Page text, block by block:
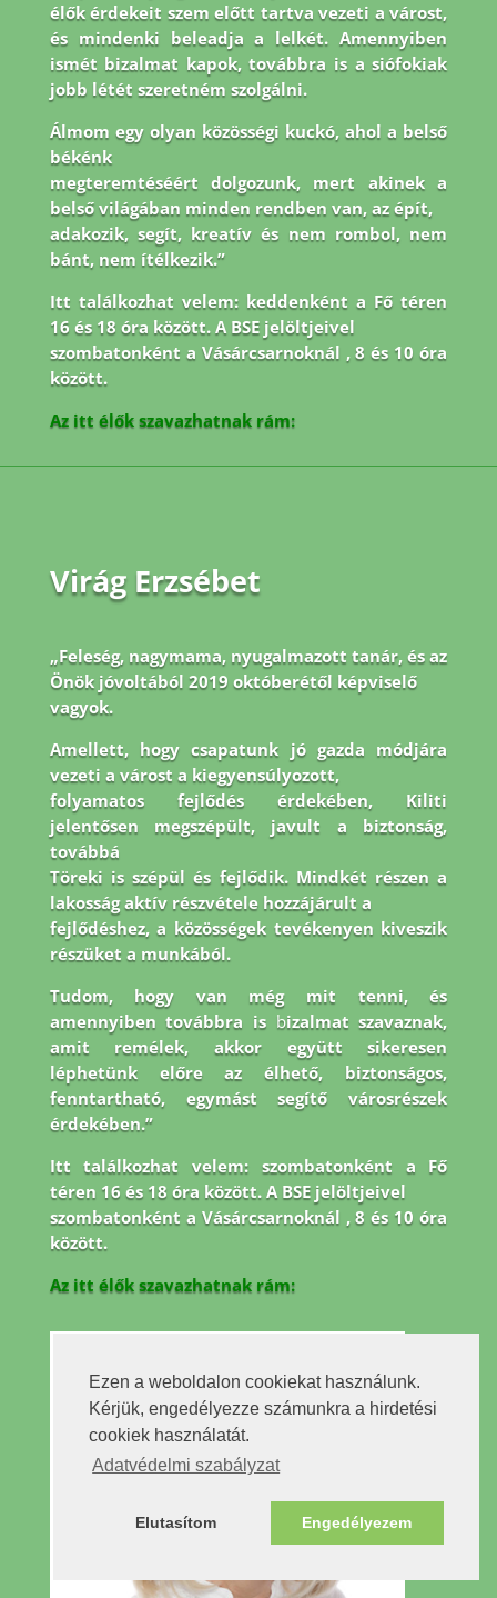
Ezen a weboldalon cookiekat használunk.
Kérjük, engedélyezze számunkra a hirdetési
cookiek használatát.
Adatvédelmi szabályzat
Elutasítom Engedélyezem
élők érdekeit szem előtt tartva vezeti a várost,
és mindenki beleadja a lelkét. Amennyiben
ismét bizalmat kapok, továbbra is a siófokiak
jobb létét szeretném szolgálni.
Álmom egy olyan közösségi kuckó, ahol a belső
békénk
megteremtéséért dolgozunk, mert akinek a
belső világában minden rendben van, az épít,
adakozik, segít, kreatív és nem rombol, nem
bánt, nem ítélkezik.”
Itt találkozhat velem: keddenként a Fő téren
16 és 18 óra között. A BSE jelöltjeivel
szombatonként a Vásárcsarnoknál , 8 és 10 óra
között.
Az itt élők szavazhatnak rám:
Virág Erzsébet
„Feleség, nagymama, nyugalmazott tanár, és az
Önök jóvoltából 2019 októberétől képviselő
vagyok.
Amellett, hogy csapatunk jó gazda módjára
vezeti a várost a kiegyensúlyozott,
folyamatos fejlődés érdekében, Kiliti
jelentősen megszépült, javult a biztonság,
továbbá
Töreki is szépül és fejlődik. Mindkét részen a
lakosság aktív részvétele hozzájárult a
fejlődéshez, a közösségek tevékenyen kiveszik
részüket a munkából.
Tudom, hogy van még mit tenni, és
amennyiben továbbra is bizalmat szavaznak,
amit remélek, akkor együttsikeresen
léphetünk előre az élhető, biztonságos,
fenntartható, egymást segítő városrészek
érdekében.”
Itt találkozhat velem: szombatonként a Fő
téren 16 és 18 óra között. A BSE jelöltjeivel
szombatonként a Vásárcsarnoknál , 8 és 10 óra
között.
Az itt élők szavazhatnak rám: